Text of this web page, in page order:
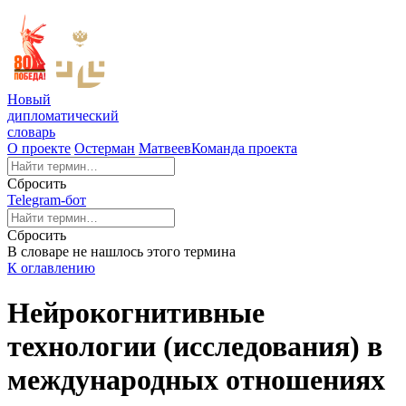
Новый
дипломатический
словарь
О проекте Остерман МатвеевКоманда проекта
Сбросить
Telegram-бот
Сбросить
В словаре не нашлось этого термина
К оглавлению
Нейрокогнитивные
технологии (исследования) в
международных отношениях